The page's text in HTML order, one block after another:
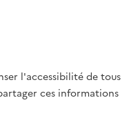
l'accessibilité de tous
ces informations